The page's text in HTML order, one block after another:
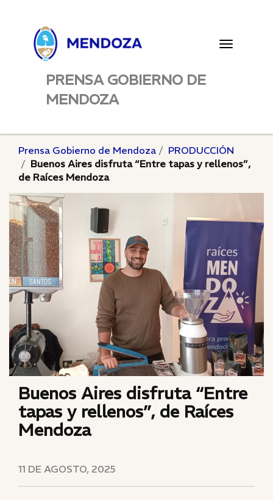
Toggle
PRENSA GOBIERNO DE
MENDOZA
Prensa Gobierno de Mendoza
PRODUCCIÓN
Buenos Aires disfruta “Entre tapas y rellenos”,
de Raíces Mendoza
Buenos Aires disfruta “Entre
tapas y rellenos”, de Raíces
Mendoza
11 DE AGOSTO, 2025